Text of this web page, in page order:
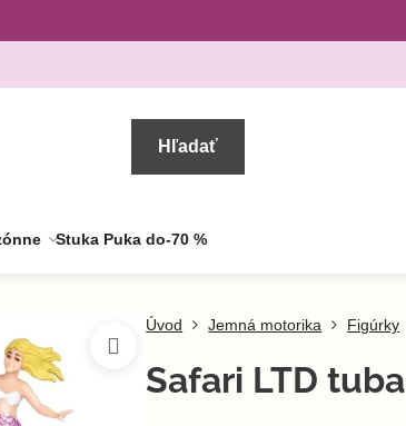
Hľadať
Stuka Puka do-70 %
Úvod Jemná motorika Figúrky
Safari LTD